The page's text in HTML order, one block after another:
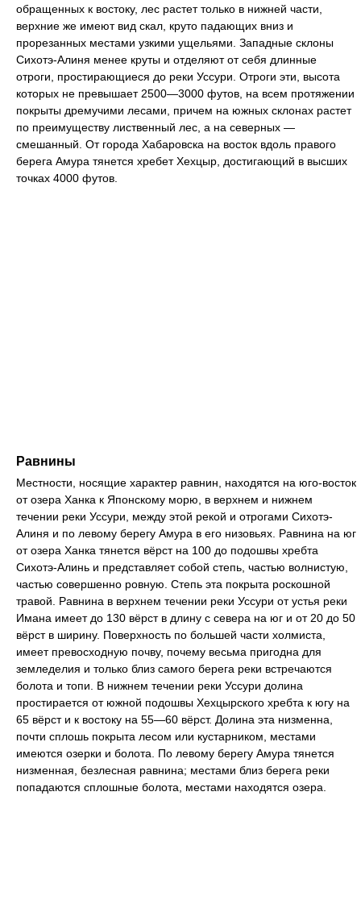
обращенных к востоку, лес растет только в нижней части,
верхние же имеют вид скал, круто падающих вниз и
прорезанных местами узкими ущельями. Западные склоны
Сихотэ-Алиня менее круты и отделяют от себя длинные
отроги, простирающиеся до реки Уссури. Отроги эти, высота
которых не превышает 2500—3000 футов, на всем протяжении
покрыты дремучими лесами, причем на южных склонах растет
по преимуществу лиственный лес, а на северных —
смешанный. От города Хабаровска на восток вдоль правого
берега Амура тянется хребет Хехцыр, достигающий в высших
точках 4000 футов.
Равнины
Местности, носящие характер равнин, находятся на юго-восток
от озера Ханка к Японскому морю, в верхнем и нижнем
течении реки Уссури, между этой рекой и отрогами Сихотэ-
Алиня и по левому берегу Амура в его низовьях. Равнина на юг
от озера Ханка тянется вёрст на 100 до подошвы хребта
Сихотэ-Алинь и представляет собой степь, частью волнистую,
частью совершенно ровную. Степь эта покрыта роскошной
травой. Равнина в верхнем течении реки Уссури от устья реки
Имана имеет до 130 вёрст в длину с севера на юг и от 20 до 50
вёрст в ширину. Поверхность по большей части холмиста,
имеет превосходную почву, почему весьма пригодна для
земледелия и только близ самого берега реки встречаются
болота и топи. В нижнем течении реки Уссури долина
простирается от южной подошвы Хехцырского хребта к югу на
65 вёрст и к востоку на 55—60 вёрст. Долина эта низменна,
почти сплошь покрыта лесом или кустарником, местами
имеются озерки и болота. По левому берегу Амура тянется
низменная, безлесная равнина; местами близ берега реки
попадаются сплошные болота, местами находятся озера.